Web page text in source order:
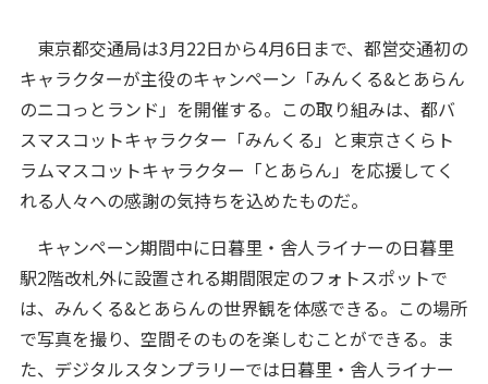
東京都交通局は3月22日から4月6日まで、都営交通初の
キャラクターが主役のキャンペーン「みんくる&とあらん
のニコっとランド」を開催する。この取り組みは、都バ
スマスコットキャラクター「みんくる」と東京さくらト
ラムマスコットキャラクター「とあらん」を応援してく
れる人々への感謝の気持ちを込めたものだ。
キャンペーン期間中に日暮里・舎人ライナーの日暮里
駅2階改札外に設置される期間限定のフォトスポットで
は、みんくる&とあらんの世界観を体感できる。この場所
で写真を撮り、空間そのものを楽しむことができる。ま
た、デジタルスタンプラリーでは日暮里・舎人ライナー